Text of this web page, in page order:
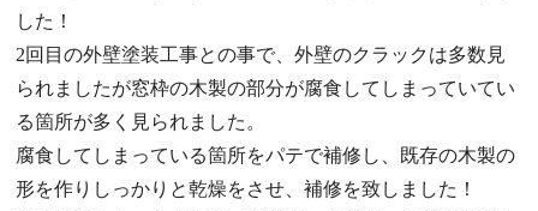
した！
2回目の外壁塗装工事との事で、外壁のクラックは多数見
られましたが窓枠の木製の部分が腐食してしまっていてい
る箇所が多く見られました。
腐食してしまっている箇所をパテで補修し、既存の木製の
形を作りしっかりと乾燥をさせ、補修を致しました！